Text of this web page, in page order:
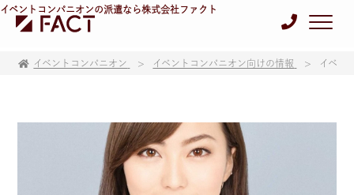
イベントコンパニオンの派遣なら株式会社ファクト
イベントコンパニオン イベントコンパニオン向けの情報 イベン